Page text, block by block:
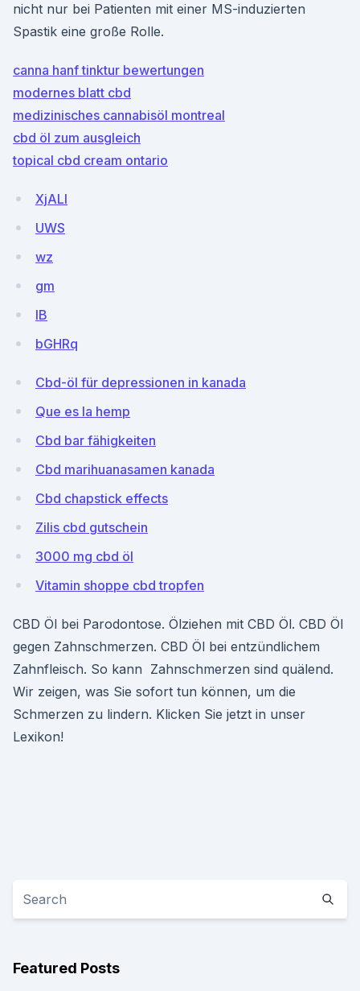
nicht nur bei Patienten mit einer MS-induzierten
Spastik eine große Rolle.
canna hanf tinktur bewertungen
modernes blatt cbd
medizinisches cannabisöl montreal
cbd öl zum ausgleich
topical cbd cream ontario
XjALl
UWS
wz
gm
IB
bGHRq
Cbd-öl für depressionen in kanada
Que es la hemp
Cbd bar fähigkeiten
Cbd marihuanasamen kanada
Cbd chapstick effects
Zilis cbd gutschein
3000 mg cbd öl
Vitamin shoppe cbd tropfen
CBD Öl bei Parodontose. Ölziehen mit CBD Öl. CBD Öl
gegen Zahnschmerzen. CBD Öl bei entzündlichem
Zahnfleisch. So kann Zahnschmerzen sind quälend.
Wir zeigen, was Sie sofort tun können, um die
Schmerzen zu lindern. Klicken Sie jetzt in unser
Lexikon!
Featured Posts